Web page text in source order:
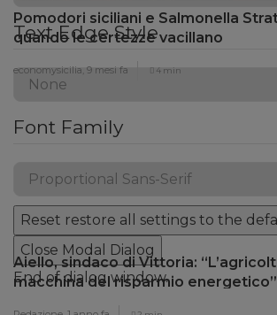
Text Edge Style
Font Family
Reset restore all settings to the
Close Modal Dialog
End of dialog window.
Pomodori siciliani e Salmonella
quando le certezze vacillano
economysicilia, 9 mesi fa 4 min
Aiello, sindaco di Vittoria:
macchina del risparmio energetico”